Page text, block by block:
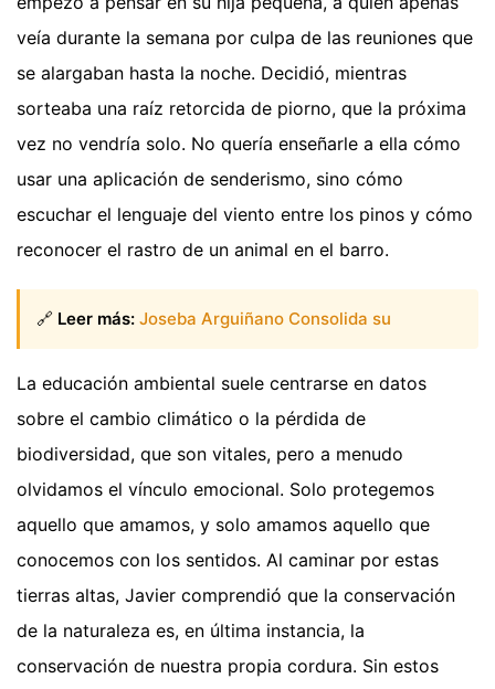
veía durante la semana por culpa de las reuniones que
se alargaban hasta la noche. Decidió, mientras
sorteaba una raíz retorcida de piorno, que la próxima
vez no vendría solo. No quería enseñarle a ella cómo
usar una aplicación de senderismo, sino cómo
escuchar el lenguaje del viento entre los pinos y cómo
reconocer el rastro de un animal en el barro.
🔗 Leer más: Joseba Arguiñano Consolida su
La educación ambiental suele centrarse en datos
sobre el cambio climático o la pérdida de
biodiversidad, que son vitales, pero a menudo
olvidamos el vínculo emocional. Solo protegemos
aquello que amamos, y solo amamos aquello que
conocemos con los sentidos. Al caminar por estas
tierras altas, Javier comprendió que la conservación
de la naturaleza es, en última instancia, la
conservación de nuestra propia cordura. Sin estos